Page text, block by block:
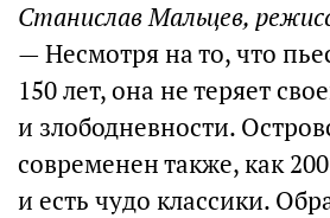
Станислав Мальцев,
— Несмотря на то, что
150 лет, она не теряет
и злободневности.
современен также, как
и есть чудо классики.